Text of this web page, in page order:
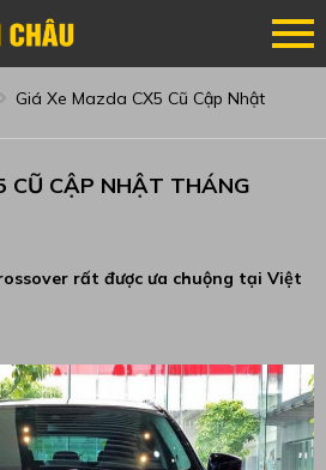
Giá Xe Mazda CX5 Cũ Cập Nhật
CŨ CẬP NHẬT THÁNG
rất được ưa chuộng tại Việt